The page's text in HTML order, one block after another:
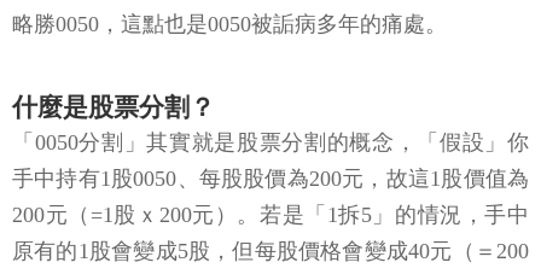
略勝0050，這點也是0050被詬病多年的痛處。
什麼是股票分割？
「0050分割」其實就是股票分割的概念，「假設」你
手中持有1股0050、每股股價為200元，故這1股價值為
200元（=1股ｘ200元）。若是「1拆5」的情況，手中
原有的1股會變成5股，但每股價格會變成40元（＝200